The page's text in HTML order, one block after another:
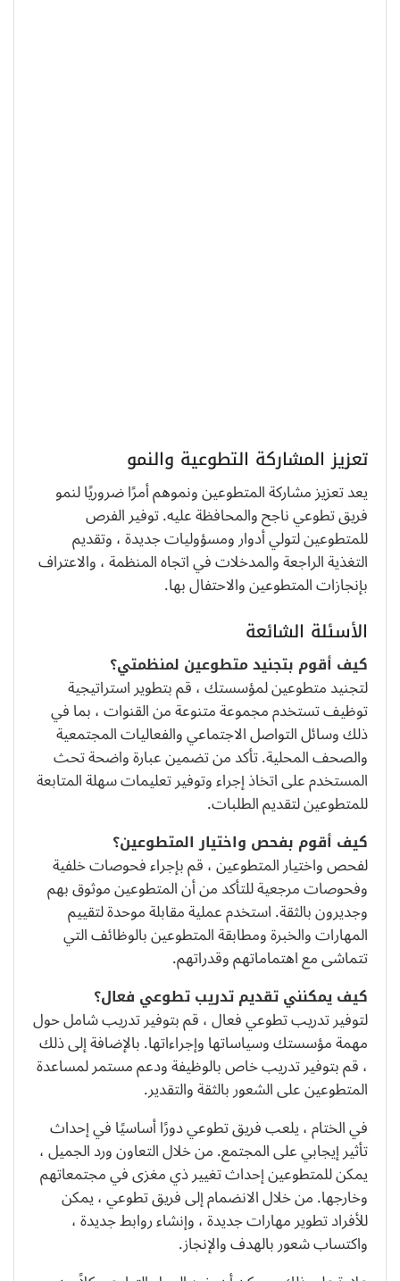
تعزيز المشاركة التطوعية والنمو
يعد تعزيز مشاركة المتطوعين ونموهم أمرًا ضروريًا لنمو
فريق تطوعي ناجح والمحافظة عليه. توفير الفرص
للمتطوعين لتولي أدوار ومسؤوليات جديدة ، وتقديم
التغذية الراجعة والمدخلات في اتجاه المنظمة ، والاعتراف
بإنجازات المتطوعين والاحتفال بها.
الأسئلة الشائعة
كيف أقوم بتجنيد متطوعين لمنظمتي؟
لتجنيد متطوعين لمؤسستك ، قم بتطوير استراتيجية
توظيف تستخدم مجموعة متنوعة من القنوات ، بما في
ذلك وسائل التواصل الاجتماعي والفعاليات المجتمعية
والصحف المحلية. تأكد من تضمين عبارة واضحة تحث
المستخدم على اتخاذ إجراء وتوفير تعليمات سهلة المتابعة
للمتطوعين لتقديم الطلبات.
كيف أقوم بفحص واختيار المتطوعين؟
لفحص واختيار المتطوعين ، قم بإجراء فحوصات خلفية
وفحوصات مرجعية للتأكد من أن المتطوعين موثوق بهم
وجديرون بالثقة. استخدم عملية مقابلة موحدة لتقييم
المهارات والخبرة ومطابقة المتطوعين بالوظائف التي
تتماشى مع اهتماماتهم وقدراتهم.
كيف يمكنني تقديم تدريب تطوعي فعال؟
لتوفير تدريب تطوعي فعال ، قم بتوفير تدريب شامل حول
مهمة مؤسستك وسياساتها وإجراءاتها. بالإضافة إلى ذلك
، قم بتوفير تدريب خاص بالوظيفة ودعم مستمر لمساعدة
المتطوعين على الشعور بالثقة والتقدير.
في الختام ، يلعب فريق تطوعي دورًا أساسيًا في إحداث
تأثير إيجابي على المجتمع. من خلال التعاون ورد الجميل ،
يمكن للمتطوعين إحداث تغيير ذي مغزى في مجتمعاتهم
وخارجها. من خلال الانضمام إلى فريق تطوعي ، يمكن
للأفراد تطوير مهارات جديدة ، وإنشاء روابط جديدة ،
واكتساب شعور بالهدف والإنجاز.